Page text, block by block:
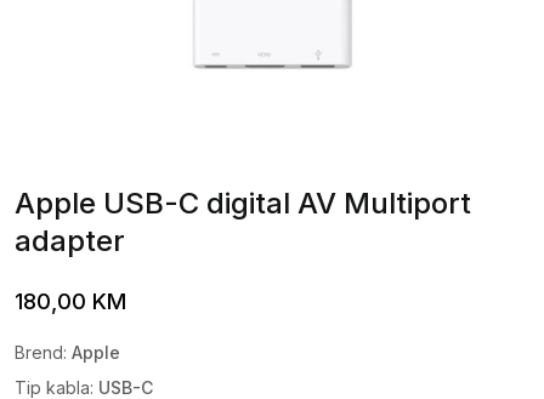
Apple USB-C digital AV Multiport
adapter
180,00 KM
Brend: Apple
Tip kabla: USB-C